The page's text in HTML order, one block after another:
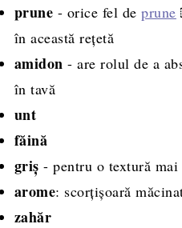
prune - orice fel deprune
în această rețetă
amidon - are rolul de a
în tavă
unt
făină
griş - pentru o textură
arome: scorţişoară
zahăr